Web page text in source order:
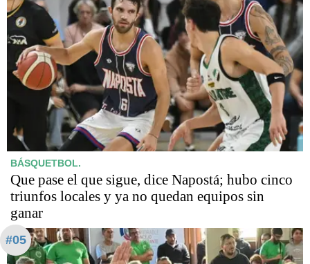
BÁSQUETBOL.
Que pase el que sigue, dice Napostá; hubo cinco
triunfos locales y ya no quedan equipos sin
ganar
#05